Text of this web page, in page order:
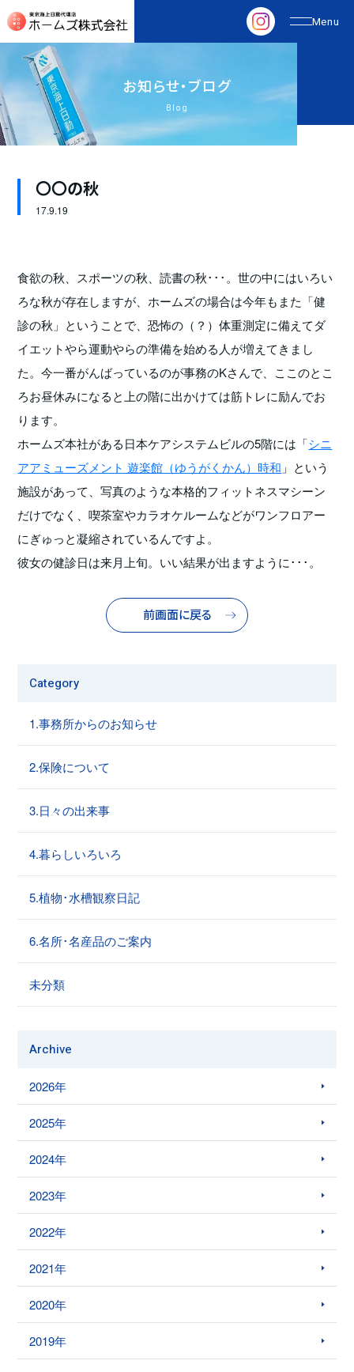
お知らせ・ブログ
Blog
〇〇の秋
17.9.19
食欲の秋、スポーツの秋、読書の秋･･･。世の中にはいろい
ろな秋が存在しますが、ホームズの場合は今年もまた「健
診の秋」ということで、恐怖の（？）体重測定に備えてダ
イエットやら運動やらの準備を始める人が増えてきまし
た。今一番がんばっているのが事務のKさんで、ここのとこ
ろお昼休みになると上の階に出かけては筋トレに励んでお
ります。
ホームズ本社がある日本ケアシステムビルの5階には「シニ
アアミューズメント 遊楽館（ゆうがくかん）時和 」という
施設があって、写真のような本格的フィットネスマシーン
だけでなく、喫茶室やカラオケルームなどがワンフロアー
にぎゅっと凝縮されているんですよ。
彼女の健診日は来月上旬。いい結果が出ますように･･･。
前画面に戻る
Category
1.事務所からのお知らせ
2.保険について
3.日々の出来事
4.暮らしいろいろ
5.植物･水槽観察日記
6.名所･名産品のご案内
未分類
Archive
2026年
2025年
2024年
2023年
2022年
2021年
2020年
2019年